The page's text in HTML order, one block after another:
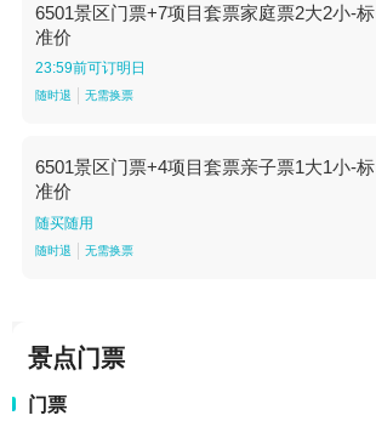
6501景区门票+7项目套票家庭票2大2小-标
准价
23:59前可订明日
随时退 无需换票
6501景区门票+4项目套票亲子票1大1小-标
准价
随买随用
随时退 无需换票
景点门票
门票